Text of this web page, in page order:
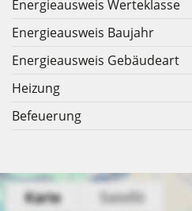
Energieausweis Werteklasse
Energieausweis Baujahr
Energieausweis Gebäudeart
Heizung
Befeuerung